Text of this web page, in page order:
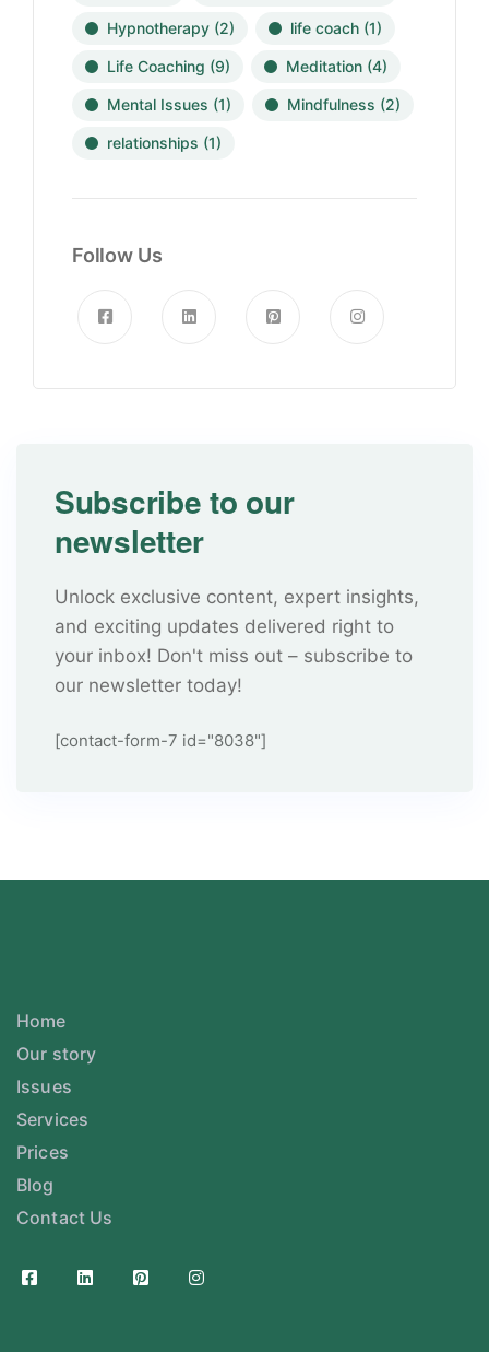
Hypnotherapy (2) life coach (1)
Life Coaching (9) Meditation (4)
Mental Issues (1) Mindfulness (2)
relationships (1)
Follow Us
Subscribe to our
newsletter
Unlock exclusive content, expert insights,
and exciting updates delivered right to
your inbox! Don't miss out – subscribe to
our newsletter today!
[contact-form-7 id="8038"]
Home
Our story
Issues
Services
Prices
Blog
Contact Us